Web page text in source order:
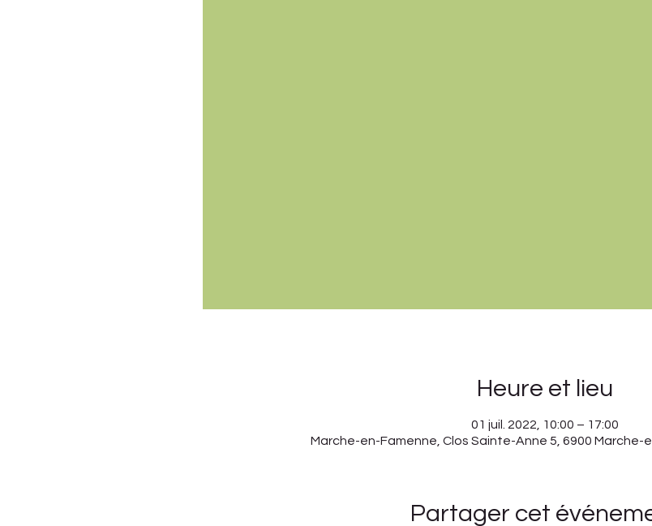
Heure et lieu
01 juil. 2022, 10:00 – 17:00
Marche-en-Famenne, Clos Sainte-Anne 5, 6900 Marche-
Partager cet